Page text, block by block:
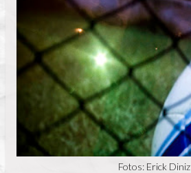
Fotos: Erick Diniz